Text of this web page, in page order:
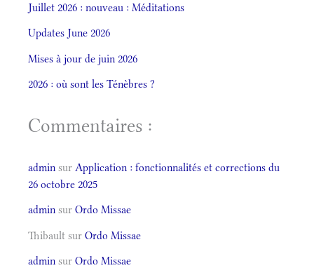
Juillet 2026 : nouveau : Méditations
Updates June 2026
Mises à jour de juin 2026
2026 : où sont les Ténèbres ?
Commentaires :
admin sur Application : fonctionnalités et corrections du
26 octobre 2025
admin sur Ordo Missae
Thibault sur Ordo Missae
admin sur Ordo Missae